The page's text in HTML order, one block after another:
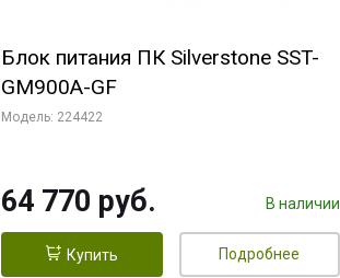
Блок питания ПК Silverstone SST-
GM900A-GF
Модель: 224422
64 770 руб. В наличии
Купить Подробнее